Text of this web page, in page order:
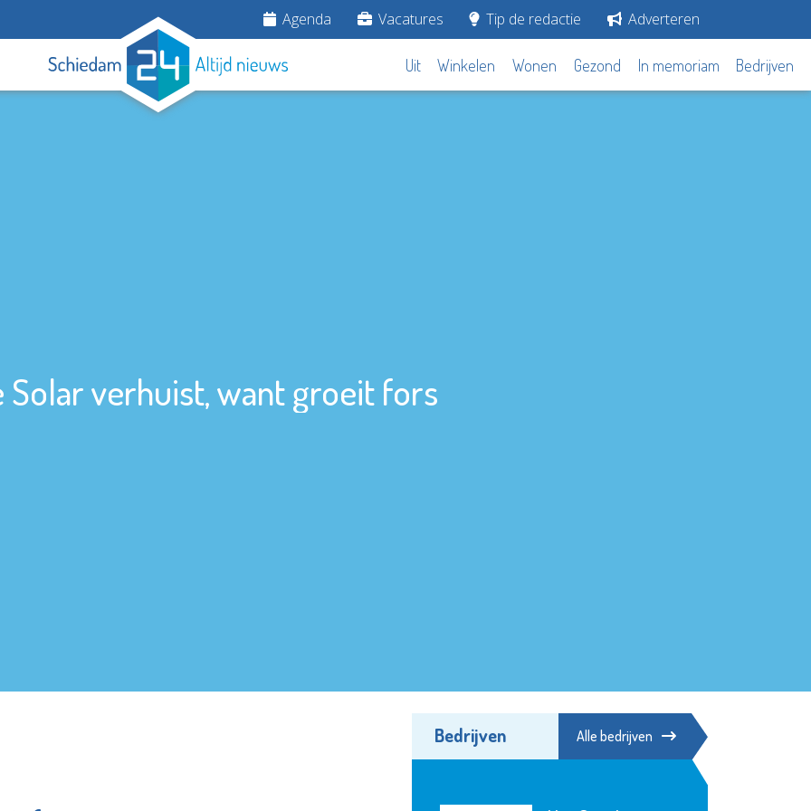
Agenda Vacatures Tip de redactie Adverteren
Uit Winkelen Wonen Gezond In memoriam Bedrijven
Solar verhuist, want groeit fors
Bedrijven Alle bedrijven